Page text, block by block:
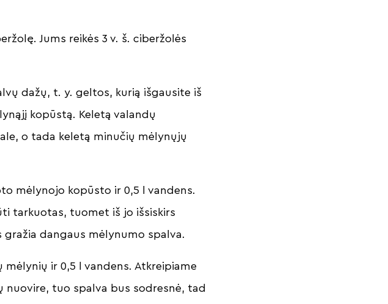
Jums reikės 3 v. š. ciberžolės
dažų, t. y. geltos, kurią išgausite iš
kopūstą. Keletą valandų
o tada keletą minučių mėlynųjų
mėlynojo kopūsto ir 0,5 l vandens.
tarkuotas, tuomet iš jo išsiskirs
dangaus mėlynumo spalva.
mėlynių ir 0,5 l vandens. Atkreipiame
nuovire, tuo spalva bus sodresnė, tad